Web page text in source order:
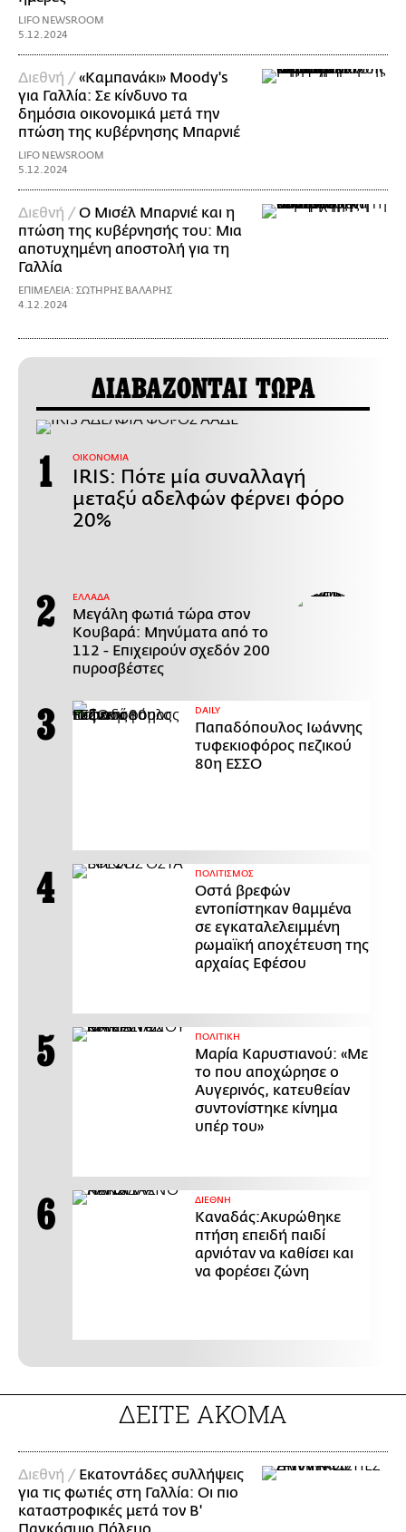
LIFO NEWSROOM
5.12.2024
Διεθνή /«Καμπανάκι» Moody's
για Γαλλία: Σε κίνδυνο τα
δημόσια οικονομικά μετά την
πτώση της κυβέρνησης Μπαρνιέ
LIFO NEWSROOM
5.12.2024
Διεθνή /Ο Μισέλ Μπαρνιέ και η
πτώση της κυβέρνησής του: Μια
αποτυχημένη αποστολή για τη
Γαλλία
ΕΠΙΜΕΛΕΙΑ: ΣΩΤΗΡΗΣ ΒΑΛΑΡΗΣ
4.12.2024
ΔΙΑΒΑΖΟΝΤΑΙ ΤΩΡΑ
ΟΙΚΟΝΟΜΙΑ
IRIS: Πότε μία συναλλαγή
μεταξύ αδελφών φέρνει φόρο
20%
ΕΛΛΑΔΑ
Μεγάλη φωτιά τώρα στον
Κουβαρά: Μηνύματα από το
112 - Επιχειρούν σχεδόν 200
πυροσβέστες
DAILY
Παπαδόπουλος Ιωάννης
τυφεκιοφόρος πεζικού
80η ΕΣΣΟ
ΠΟΛΙΤΙΣΜΟΣ
Οστά βρεφών
εντοπίστηκαν θαμμένα
σε εγκαταλελειμμένη
ρωμαϊκή αποχέτευση της
αρχαίας Εφέσου
ΠΟΛΙΤΙΚΗ
Μαρία Καρυστιανού: «Με
το που αποχώρησε ο
Αυγερινός, κατευθείαν
συντονίστηκε κίνημα
υπέρ του»
ΔΙΕΘΝΗ
Καναδάς:Ακυρώθηκε
πτήση επειδή παιδί
αρνιόταν να καθίσει και
να φορέσει ζώνη
ΔΕΙΤΕ ΑΚΟΜΑ
Διεθνή / Εκατοντάδες συλλήψεις
για τις φωτιές στη Γαλλία: Οι πιο
καταστροφικές μετά τον Β'